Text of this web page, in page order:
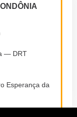
— DRT
Esperança da